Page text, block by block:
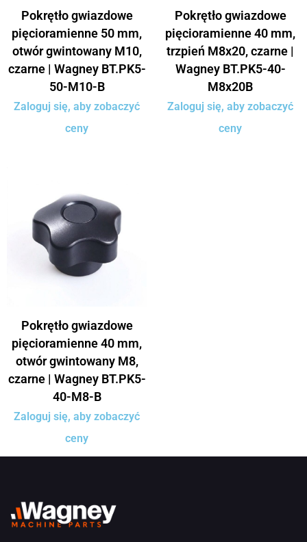
Pokrętło gwiazdowe
pięcioramienne 50 mm,
otwór gwintowany M10,
czarne | Wagney BT.PK5-
50-M10-B
Zaloguj się, aby zobaczyć
ceny
Pokrętło gwiazdowe
pięcioramienne 40 mm,
trzpień M8x20, czarne |
Wagney BT.PK5-40-
M8x20B
Zaloguj się, aby zobaczyć
ceny
Pokrętło gwiazdowe
pięcioramienne 40 mm,
otwór gwintowany M8,
czarne | Wagney BT.PK5-
40-M8-B
Zaloguj się, aby zobaczyć
ceny